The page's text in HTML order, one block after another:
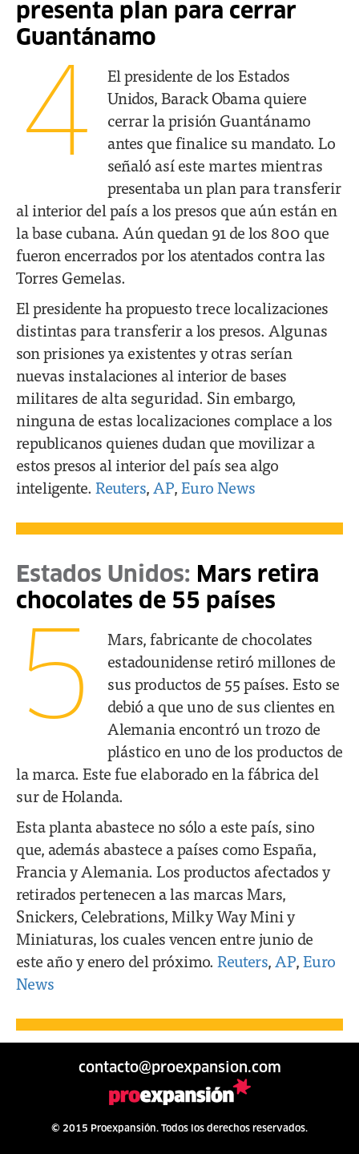
presenta plan para cerrar
Guantánamo
4
El presidente de los Estados
Unidos, Barack Obama quiere
cerrar la prisión Guantánamo
antes que finalice su mandato. Lo
señaló así este martes mientras
presentaba un plan para transferir
al interior del país a los presos que aún están en
la base cubana. Aún quedan 91 de los 800 que
fueron encerrados por los atentados contra las
Torres Gemelas.
El presidente ha propuesto trece localizaciones
distintas para transferir a los presos. Algunas
son prisiones ya existentes y otras serían
nuevas instalaciones al interior de bases
militares de alta seguridad. Sin embargo,
ninguna de estas localizaciones complace a los
republicanos quienes dudan que movilizar a
estos presos al interior del país sea algo
inteligente. Reuters, AP,Euro News
Estados Unidos: Mars retira
chocolates de 55 países
5
Mars, fabricante de chocolates
estadounidense retiró millones de
sus productos de 55 países. Esto se
debió a que uno de sus clientes en
Alemania encontró un trozo de
plástico en uno de los productos de
la marca. Este fue elaborado en la fábrica del
sur de Holanda.
Esta planta abastece no sólo a este país, sino
que, además abastece a países como España,
Francia y Alemania. Los productos afectados y
retirados pertenecen a las marcas Mars,
Snickers, Celebrations, Milky Way Mini y
Miniaturas, los cuales vencen entre junio de
este año y enero del próximo. Reuters, AP,Euro
News
contacto@proexpansion.com
© 2015 Proexpansión. Todos los derechos reservados.